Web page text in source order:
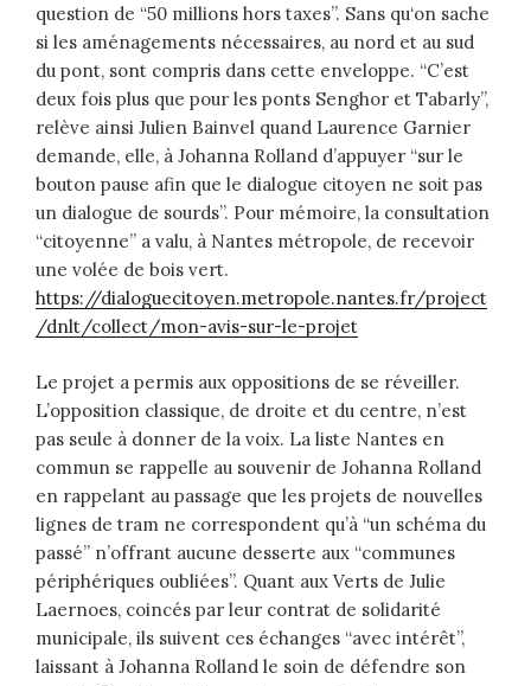
question de “50 millions hors taxes”. Sans qu‘on sache
si les aménagements nécessaires, au nord et au sud
du pont, sont compris dans cette enveloppe. “C’est
deux fois plus que pour les ponts Senghor et Tabarly”,
relève ainsi Julien Bainvel quand Laurence Garnier
demande, elle, à Johanna Rolland d’appuyer “sur le
bouton pause afin que le dialogue citoyen ne soit pas
un dialogue de sourds”. Pour mémoire, la consultation
“citoyenne” a valu, à Nantes métropole, de recevoir
une volée de bois vert.
https://dialoguecitoyen.metropole.nantes.fr/project
/dnlt/collect/mon-avis-sur-le-projet
Le projet a permis aux oppositions de se réveiller.
L’opposition classique, de droite et du centre, n’est
pas seule à donner de la voix. La liste Nantes en
commun se rappelle au souvenir de Johanna Rolland
en rappelant au passage que les projets de nouvelles
lignes de tram ne correspondent qu’à “un schéma du
passé” n’offrant aucune desserte aux “communes
périphériques oubliées”. Quant aux Verts de Julie
Laernoes, coincés par leur contrat de solidarité
municipale, ils suivent ces échanges “avec intérêt”,
laissant à Johanna Rolland le soin de défendre son